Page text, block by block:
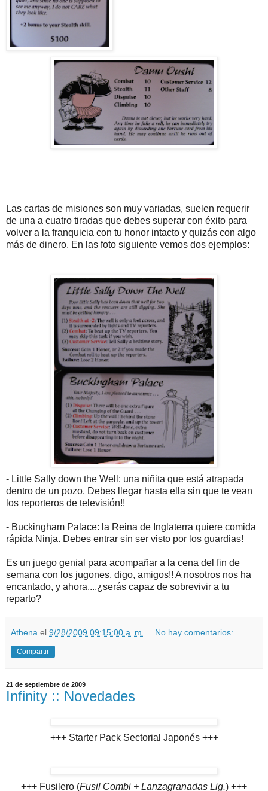
Las cartas de misiones son muy variadas, suelen requerir
de una a cuatro tiradas que debes superar con éxito para
volver a la franquicia con tu honor intacto y quizás con algo
más de dinero. En las foto siguiente vemos dos ejemplos:
- Little Sally down the Well: una niñita que está atrapada
dentro de un pozo. Debes llegar hasta ella sin que te vean
los reporteros de televisión!!
- Buckingham Palace: la Reina de Inglaterra quiere comida
rápida Ninja. Debes entrar sin ser visto por los guardias!
Es un juego genial para acompañar a la cena del fin de
semana con los jugones, digo, amigos!! A nosotros nos ha
encantado, y ahora....¿serás capaz de sobrevivir a tu
reparto?
Athena el 9/28/2009 09:15:00 a. m. No hay comentarios:
Compartir
21 de septiembre de 2009
Infinity :: Novedades
+++ Starter Pack Sectorial Japonés +++
+++ Fusilero (Fusil Combi + Lanzagranadas Lig.) +++